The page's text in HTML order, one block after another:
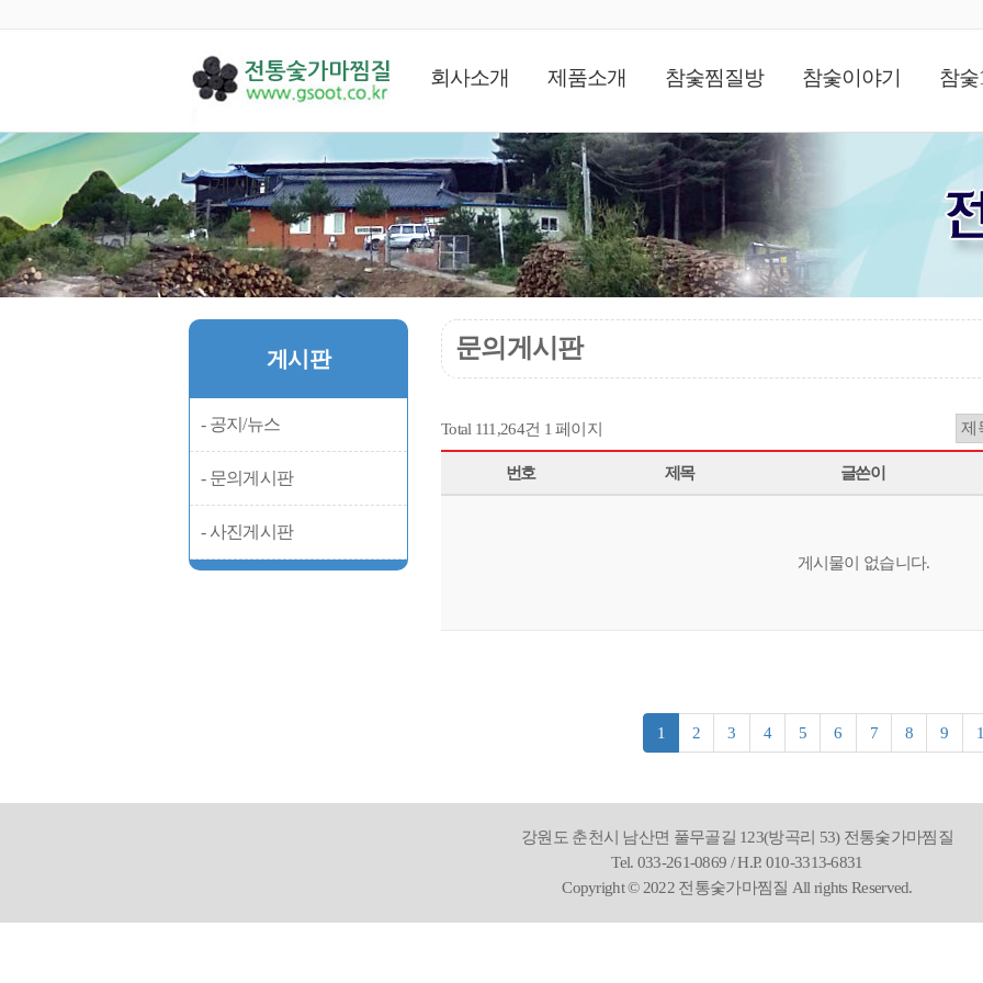
회사소개 제품소개 참숯찜질방 참숯이야기 참숯
게시판
게시판
- 공지/뉴스
- 문의게시판
- 사진게시판
문의게시판
Total 111,264건 1 페이지
번호 제목 글쓴이
게시물이 없습니다.
1 2 3 4 5 6 7 8 9
강원도 춘천시 남산면 풀무골길 123(방곡리 53) 전통숯가마찜질
Tel. 033-261-0869 / H.P. 010-3313-6831
Copyright © 2022 전통숯가마찜질 All rights Reserved.